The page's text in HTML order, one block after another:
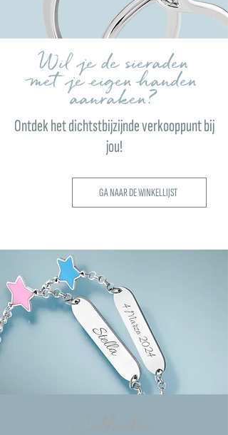
Wil je de sieraden
met je eigen handen
aanraken?
Ontdek het dichtstbijzijnde verkooppunt bij
jou!
GA NAAR DE WINKELLIJST